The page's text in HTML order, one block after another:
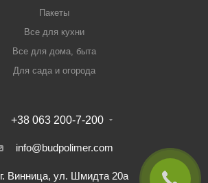
Пакеты
Все для кухни
Все для дома, быта
Для сада и огорода
+38 063 200-7-200
info@budpolimer.com
г. Винница, ул. Шмидта 20а